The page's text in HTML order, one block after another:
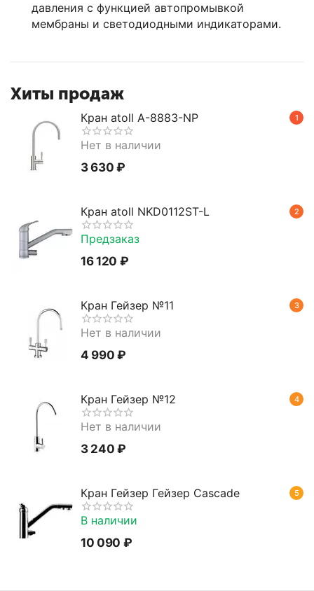
давления с функцией автопромывкой
мембраны и светодиодными индикаторами.
Хиты продаж
1
Кран atoll A-8883-NP
Нет в наличии
3 630 ₽
2
Кран atoll NKD0112ST-L
Предзаказ
16 120 ₽
3
Кран Гейзер №11
Нет в наличии
4 990 ₽
4
Кран Гейзер №12
Нет в наличии
3 240 ₽
5
Кран Гейзер Гейзер Cascade
В наличии
10 090 ₽